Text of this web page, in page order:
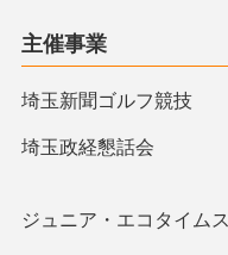
主催事業
埼玉新聞ゴルフ競技
埼玉政経懇話会
ジュニア・エコタイムス